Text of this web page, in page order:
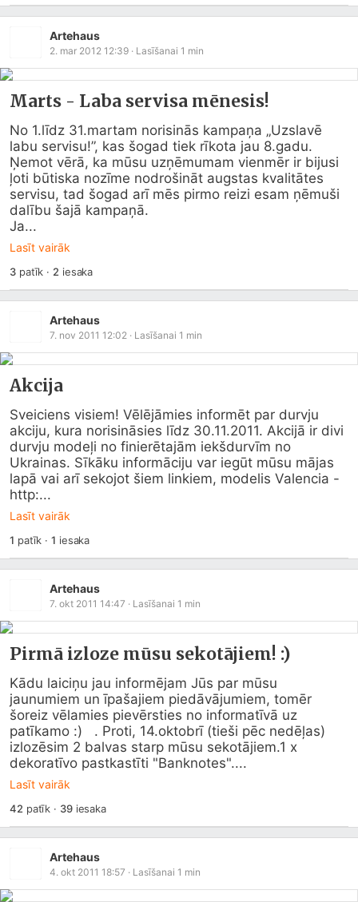
Artehaus
2. mar 2012 12:39 · Lasīšanai 1 min
Marts - Laba servisa mēnesis!
No 1.līdz 31.martam norisinās kampaņa „Uzslavē
labu servisu!”, kas šogad tiek rīkota jau 8.gadu.
Ņemot vērā, ka mūsu uzņēmumam vienmēr ir bijusi
ļoti būtiska nozīme nodrošināt augstas kvalitātes
servisu, tad šogad arī mēs pirmo reizi esam ņēmuši
dalību šajā kampaņā.
Ja...
Lasīt vairāk
3patīk · 2 iesaka
Artehaus
7. nov 2011 12:02 · Lasīšanai 1 min
Akcija
Sveiciens visiem! Vēlējāmies informēt par durvju
akciju, kura norisināsies līdz 30.11.2011. Akcijā ir divi
durvju modeļi no finierētajām iekšdurvīm no
Ukrainas. Sīkāku informāciju var iegūt mūsu mājas
lapā vai arī sekojot šiem linkiem, modelis Valencia -
http:...
Lasīt vairāk
1 patīk ·1 iesaka
Artehaus
7. okt 2011 14:47 · Lasīšanai 1 min
Pirmā izloze mūsu sekotājiem! :)
Kādu laiciņu jau informējam Jūs par mūsu
jaunumiem un īpašajiem piedāvājumiem, tomēr
šoreiz vēlamies pievērsties no informatīvā uz
patīkamo :)   . Proti, 14.oktobrī (tieši pēc nedēļas)
izlozēsim 2 balvas starp mūsu sekotājiem.1 x
dekoratīvo pastkastīti "Banknotes"....
Lasīt vairāk
42 patīk · 39iesaka
Artehaus
4. okt 2011 18:57 · Lasīšanai 1 min